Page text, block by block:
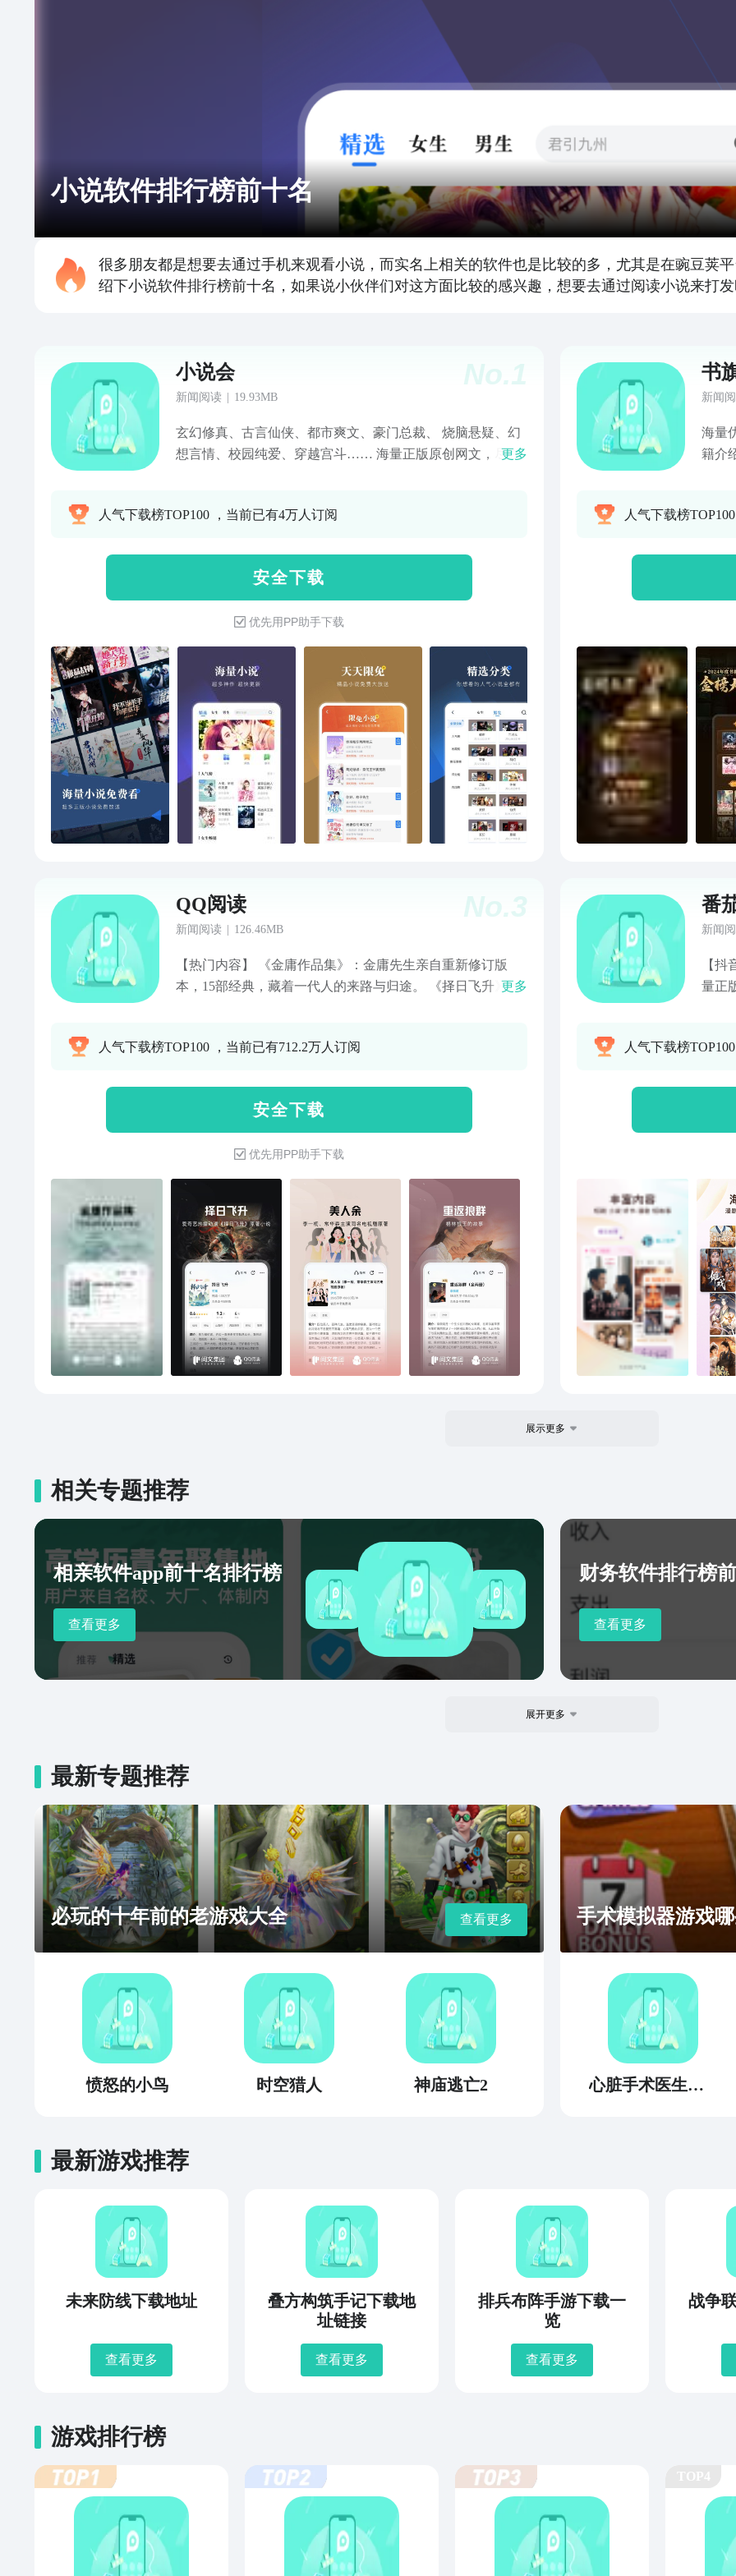
小说软件排行榜前十名
很多朋友都是想要去通过手机来观看小说，而实名上相关的软件也是比较的多，尤其是在豌豆荚
绍下小说软件排行榜前十名，如果说小伙伴们对这方面比较的感兴趣，想要去通过阅读小说来打
No.1
小说会
新闻阅读 19.93MB
玄幻修真、古言仙侠、都市爽文、豪门总裁、 烧脑悬疑、幻
想言情、校园纯爱、穿越宫斗…… 海量正版原创网文，尽在
二次元等，想到的全都有…… 【名家出品】签约作家心血力
聚】名家名作齐聚首，快来找找你喜爱的作家； 【超热作
品】 《重生之药医千金》：重生的那天起，化身成针灸界的
容嬷嬷：得罪过我的人，我扎！ 《萌妃倾城》：医妃倾天
下，奈何夫君太粘人，怎么办？在线等！ 《老子修仙回来
了》：林尘，仙界仙尊，威名震四方！一天醒来后却发现居
然回到少年之时，从此刻起，天地将因他而改变！ 《摊牌
了，我就是哪吒》：本来想以普通人的身份和你们相处，奈
何实力！不装了，我摊牌了，我就是哪吒三太子！…… 更多
贴心功能等你探索~
更多
人气下载榜TOP100 ，当前已有4万人订阅
安 全 下 载
优先用PP助手下载
书
新闻
海量
籍介
开启
颖、
白鹿
女白
《千
文
京
蒋
恋
述
芒
人气下载榜
No.3
QQ阅读
新闻阅读 126.46MB
【热门内容】 《金庸作品集》：金庸先生亲自重新修订版
本，15部经典，藏着一代人的来路与归途。 《择日飞升》：
人余》：李一桐、王佳佳、常华森、曾梦雪领衔主演同名剧
返狼群》：现象级爆款，话题播放量破34亿次！“格林”“重返
狼群”使无数网友泪目，完整收录视频未公开细节。网友追问
的“格林的后续”，上下2册完整呈现。 《舅舅开门！我又捡凶
兽回来啦》：惨了三年的可怜宝宝一朝得知自己有五个舅
舅，像是猛兽圈子里多了只毛茸茸的奶猫，从被人人欺负的
小可怜成了团宠。只是漂亮宝宝喜欢在外面捡小动物回来
养。舅舅们：你到底知不知道自己捡回来的都是些什么东西
啊！它们明明就是一群凶兽！ 《人在诡异，但被开除人
籍》：别人进副本求生存，她进副本愁不够杀。诡异NPC见
了想跑，BOSS被她当玩具——这位玩家，似乎不太像活人。
更多
人气下载榜TOP100 ，当前已有712.2万人订阅
安 全 下 载
优先用PP助手下载
番
新闻
【
量正
有。 【海量短剧】拥有海量的短剧资源，包括都市热血、甜
动福
一本
人气下载榜
展示更多
相关专题推荐
相亲软件app前十名排行榜
查看更多
财务软件排行榜
查看更多
展开更多
最新专题推荐
必玩的十年前的老游戏大全 查看更多
愤怒的小鸟 时空猎人 神庙逃亡2
手术模拟器游戏
心脏手术医生模拟
最新游戏推荐
未来防线下载地址
查看更多
叠方构筑手记下载地
址链接
查看更多
排兵布阵手游下载一
览
查看更多
战争
游戏排行榜